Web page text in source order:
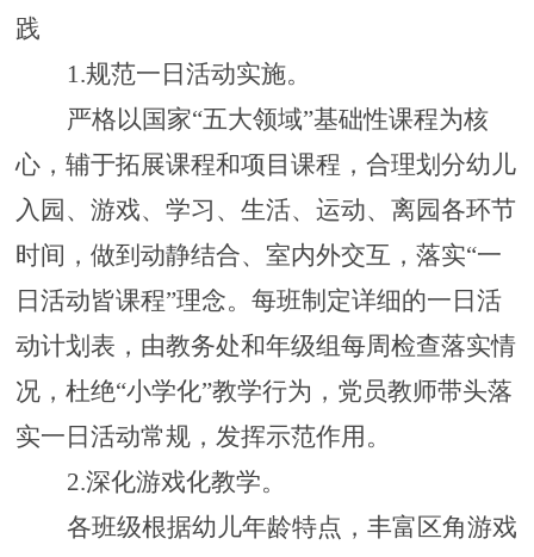
践
1.规范一日活动实施。
严格以国家“五大领域”基础性课程为核
心， 辅于拓展课程和项目课程， 合理划分幼儿
入园、游戏、学习、生活、运动、离园各环节
时间，做到动静结合、室内外交互，落实“一
日活动皆课程”理念。每班制定详细的一日活
动计划表，由教务处和年级组每周检查落实情
况，杜绝“小学化”教学行为，党员教师带头落
实一日活动常规，发挥示范作用。
2.深化游戏化教学。
各班级根据幼儿年龄特点，丰富区角游戏